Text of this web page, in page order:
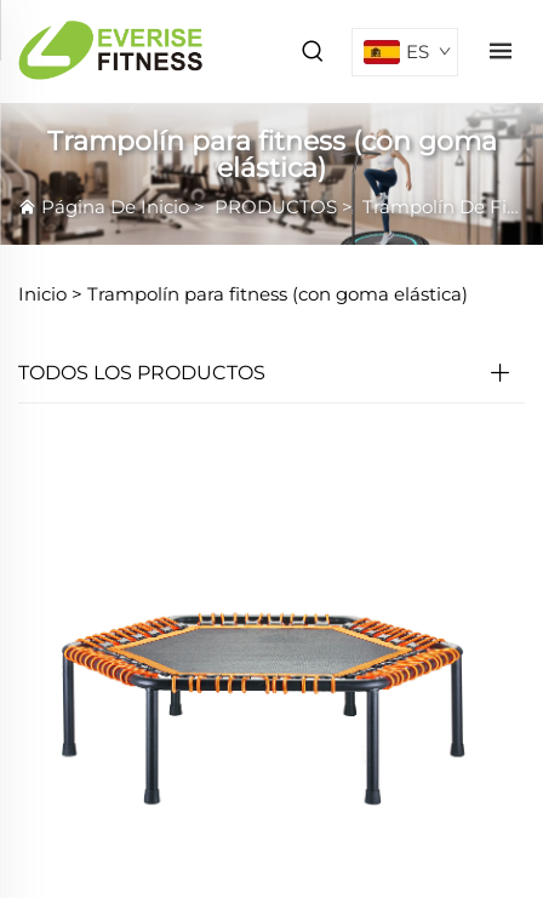
ES
Trampolín para fitness (con goma
elástica)
Página De Inicio>PRODUCTOS> Trampolín De Fitness
Inicio > Trampolín para fitness (con goma elástica)
TODOS LOS PRODUCTOS